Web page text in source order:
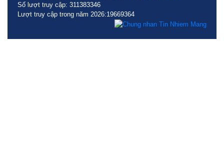
Số lượt truy cập: 311383346
Lượt truy cập trong năm 2026:19669364